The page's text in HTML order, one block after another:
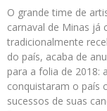
O grande time de
carnaval de Minas já
tradicionalmente
do país, acaba de
para a folia de 2018:
conquistaram o país
sucessos de suas